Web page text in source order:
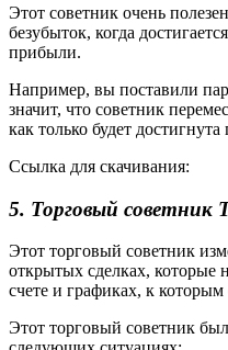
Этот советник очень
безубыток, когда
прибыли.
Например, вы поставили
значит, что советник
как только будет
Ссылка для скачивания:
5. Торговый советник
Этот торговый советник
открытых сделках, которые
счете и графиках, к
Этот торговый советник